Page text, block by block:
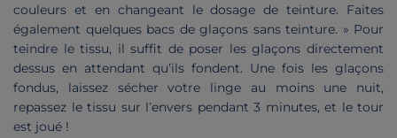
couleurs et en changeant le dosage de teinture. Faites
également quelques bacs de glaçons sans teinture. » Pour
teindre le tissu, il suffit de poser les glaçons directement
dessus en attendant qu’ils fondent. Une fois les glaçons
fondus, laissez sécher votre linge au moins une nuit,
repassez le tissu sur l’envers pendant 3 minutes, et le tour
est joué !